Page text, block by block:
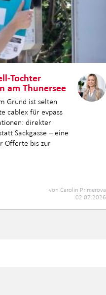
Tochter
am Thunersee
Grund ist selten
cablex für evpass
direkter
Sackgasse – eine
Offerte bis zur
von Carolin Primerova
02.07.2026